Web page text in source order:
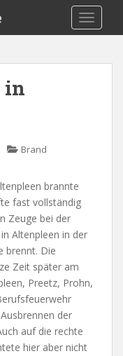
in
Brand
brannte
fast vollständig
Zeuge bei der
Altenpleen in der
brennt. Die
Zeit später am
Preetz, Prohn,
der
auf die rechte
hier aber nicht